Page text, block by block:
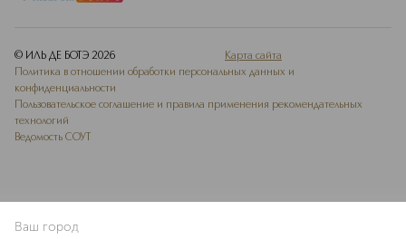
В КОРЗИНУ
© ИЛЬ ДЕ БОТЭ 2026
Карта сайта
Политика в отношении обработки персональных данных и
конфиденциальности
Пользовательское соглашение и правила применения рекомендательных
технологий
Ведомость СОУТ
Ваш город